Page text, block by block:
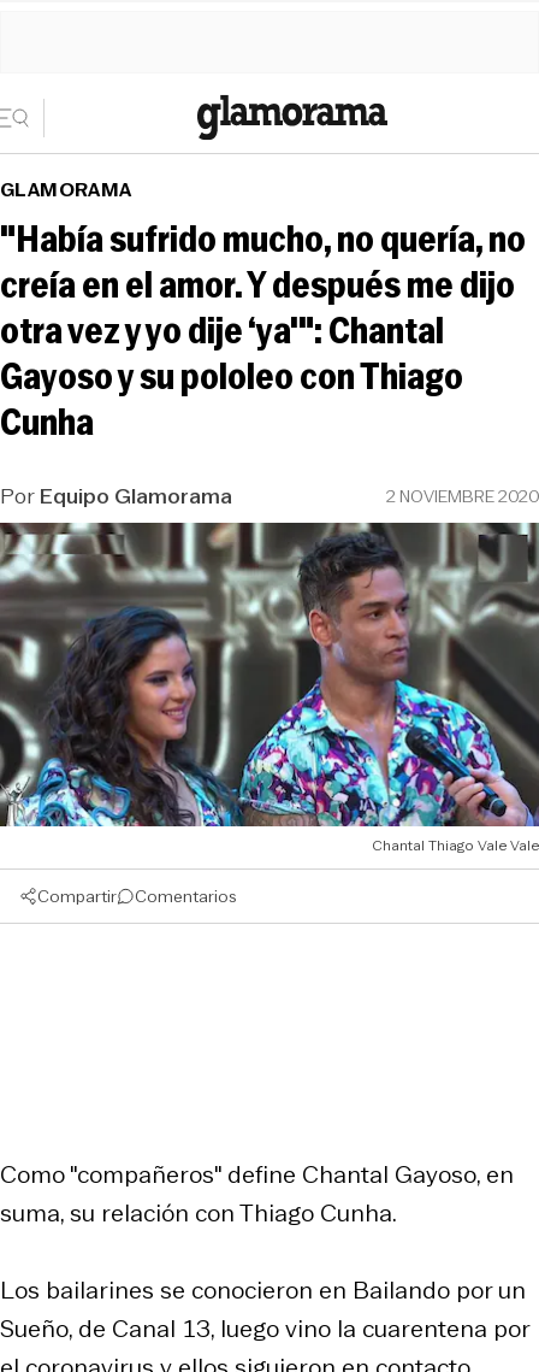
GLAMORAMA
"Había sufrido mucho, no quería, no
creía en el amor. Y después me dijo
otra vez y yo dije ‘ya'": Chantal
Gayoso y su pololeo con Thiago
Cunha
PorEquipo Glamorama 2 NOVIEMBRE 2020
Chantal Thiago Vale Vale
Compartir Comentarios
Como "compañeros" define Chantal Gayoso, en
suma, su relación con Thiago Cunha.
Los bailarines se conocieron en Bailando por un
Sueño, de Canal 13, luego vino la cuarentena por